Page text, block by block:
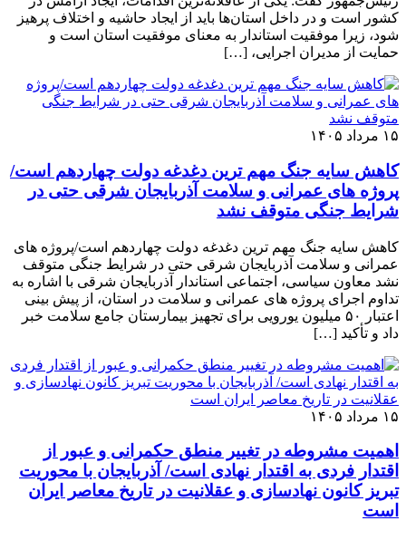
کشور است و در داخل استان‌ها باید از ایجاد حاشیه و اختلاف پرهیز
شود، زیرا موفقیت استاندار به معنای موفقیت استان است و
حمایت از مدیران اجرایی، […]
۱۵ مرداد ۱۴۰۵
کاهش سایه جنگ مهم ‌ترین دغدغه دولت چهاردهم است/
پروژه ‌های عمرانی و سلامت آذربایجان شرقی حتی در
شرایط جنگی متوقف نشد
کاهش سایه جنگ مهم ‌ترین دغدغه دولت چهاردهم است/پروژه ‌های
عمرانی و سلامت آذربایجان شرقی حتی در شرایط جنگی متوقف
نشد معاون سیاسی، اجتماعی استاندار آذربایجان شرقی با اشاره به
تداوم اجرای پروژه ‌های عمرانی و سلامت در استان، از پیش ‌بینی
اعتبار ۵۰ میلیون یورویی برای تجهیز بیمارستان جامع سلامت خبر
داد و تأکید […]
۱۵ مرداد ۱۴۰۵
اهمیت مشروطه در تغییر منطق حکمرانی و عبور از
اقتدار فردی به اقتدار نهادی است/ آذربایجان با محوریت
تبریز کانون نهادسازی و عقلانیت در تاریخ معاصر ایران
است